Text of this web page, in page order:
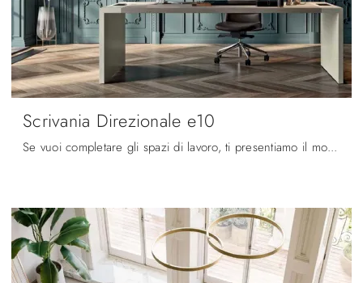
Scrivania Direzionale e10
Se vuoi completare gli spazi di lavoro, ti presentiamo il modello Scrivania Direzionale e10 di Quadrifoglio tra diverse proposte di scrivanie ...